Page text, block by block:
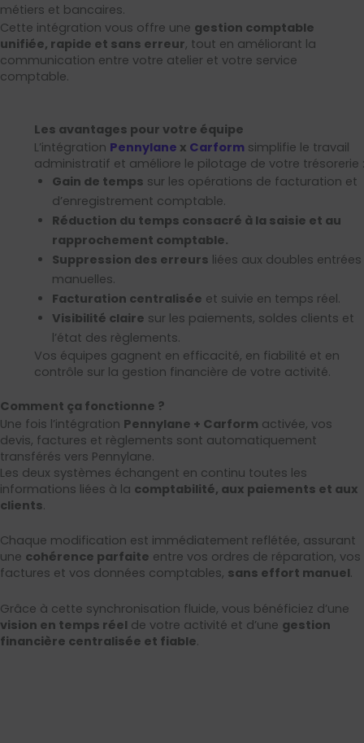
métiers et bancaires.
Cette intégration vous offre une gestion comptable
unifiée, rapide et sans erreur, tout en améliorant la
communication entre votre atelier et votre service
comptable.
Les avantages pour votre équipe
L’intégration Pennylane x Carformsimplifie le travail
administratif et améliore le pilotage de votre trésorerie :
Gain de temps sur les opérations de facturation et
d’enregistrement comptable.
Réduction du temps consacré à la saisie et au
rapprochement comptable.
Suppression des erreurs liées aux doubles entrées
manuelles.
Facturation centralisée et suivie en temps réel.
Visibilité claire sur les paiements, soldes clients et
l’état des règlements.
Vos équipes gagnent en efficacité, en fiabilité et en
contrôle sur la gestion financière de votre activité.
Comment ça fonctionne ?
Une fois l’intégration Pennylane + Carform activée, vos
devis, factures et règlements sont automatiquement
transférés vers Pennylane.
Les deux systèmes échangent en continu toutes les
informations liées à la comptabilité, aux paiements et aux
clients.
Chaque modification est immédiatement reflétée, assurant
une cohérence parfaite entre vos ordres de réparation, vos
factures et vos données comptables, sans effort manuel.
Grâce à cette synchronisation fluide, vous bénéficiez d’une
vision en temps réel de votre activité et d’une gestion
financière centralisée et fiable.